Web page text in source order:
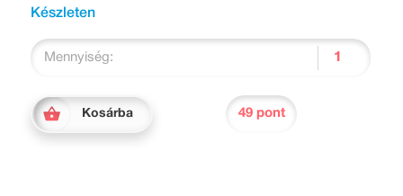
Készleten
Mennyiség:
Kosárba 49 pont